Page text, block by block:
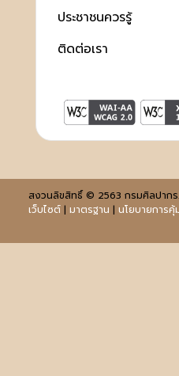
ประชาชนควรรู้
ติดต่อเรา
สงวนลิขสิทธิ์ © 2563 กรมศิลปาก
เว็บไซต์| มาตรฐาน | นโยบายการ